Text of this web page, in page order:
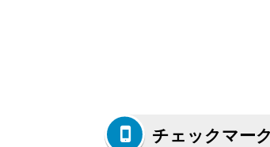
チェックマー